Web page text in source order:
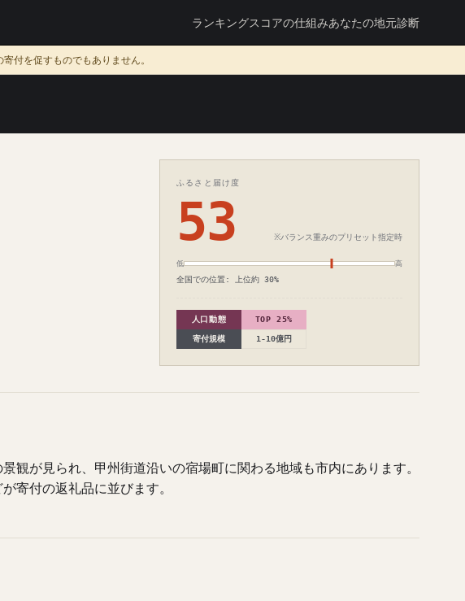
ランキングスコアの仕組みあなたの地元診断
付を促すものでもありません。
ふるさと届け度
53 ※バランス重みのプリセット指定時
低 高
全国での位置: 上位約 30%
人口動態 TOP 25%
寄付規模 1-10億円
が見られ、甲州街道沿いの宿場町に関わる地域も市内にあります。
寄付の返礼品に並びます。